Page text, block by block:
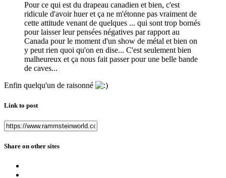
Pour ce qui est du drapeau canadien et bien, c'est
ridicule d'avoir huer et ça ne m'étonne pas vraiment de
cette attitude venant de quelques ... qui sont trop bornés
pour laisser leur pensées négatives par rapport au
Canada pour le moment d'un show de métal et bien on
y peut rien quoi qu'on en dise... C'est seulement bien
malheureux et ça nous fait passer pour une belle bande
de caves...
Enfin quelqu'un de raisonné
Link to post
Share on other sites